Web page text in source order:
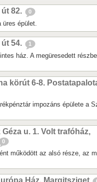
82. 0
üres épület.
54. 1
ház. A megüresedett
körút 6-8.
impozáns épülete a
Géza u. 1. Volt trafóház,
0
működött az alsó része, az
Ház, Margitsziget